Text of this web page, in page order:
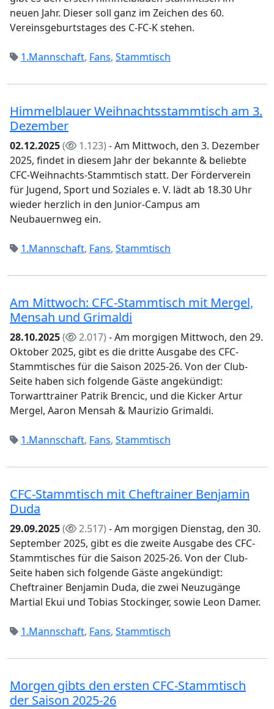
neuen Jahr. Dieser soll ganz im Zeichen des 60.
Vereinsgeburtstages des C-FC-K stehen.
1.Mannschaft, Fans, Stammtisch
Himmelblauer Weihnachtsstammtisch am 3.
Dezember
02.12.2025( 1.123) - Am Mittwoch, den 3. Dezember
2025, findet in diesem Jahr der bekannte & beliebte
CFC-Weihnachts-Stammtisch statt. Der Förderverein
für Jugend, Sport und Soziales e. V. lädt ab 18.30 Uhr
wieder herzlich in den Junior-Campus am
Neubauernweg ein.
1.Mannschaft, Fans, Stammtisch
Am Mittwoch: CFC-Stammtisch mit Mergel,
Mensah und Grimaldi
28.10.2025( 2.017) - Am morgigen Mittwoch, den 29.
Oktober 2025, gibt es die dritte Ausgabe des CFC-
Stammtisches für die Saison 2025-26. Von der Club-
Seite haben sich folgende Gäste angekündigt:
Torwarttrainer Patrik Brencic, und die Kicker Artur
Mergel, Aaron Mensah & Maurizio Grimaldi.
1.Mannschaft, Fans, Stammtisch
CFC-Stammtisch mit Cheftrainer Benjamin
Duda
29.09.2025( 2.517) - Am morgigen Dienstag, den 30.
September 2025, gibt es die zweite Ausgabe des CFC-
Stammtisches für die Saison 2025-26. Von der Club-
Seite haben sich folgende Gäste angekündigt:
Cheftrainer Benjamin Duda, die zwei Neuzugänge
Martial Ekui und Tobias Stockinger, sowie Leon Damer.
1.Mannschaft, Fans, Stammtisch
Morgen gibts den ersten CFC-Stammtisch
der Saison 2025-26